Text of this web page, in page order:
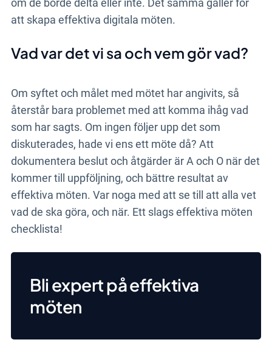
om de borde delta eller inte. Det samma gäller för
att skapa effektiva digitala möten.
Vad var det vi sa och vem gör vad?
Om syftet och målet med mötet har angivits, så
återstår bara problemet med att komma ihåg vad
som har sagts. Om ingen följer upp det som
diskuterades, hade vi ens ett möte då? Att
dokumentera beslut och åtgärder är A och O när det
kommer till uppföljning, och bättre resultat av
effektiva möten. Var noga med att se till att alla vet
vad de ska göra, och när. Ett slags effektiva möten
checklista!
Bli expert på effektiva
möten